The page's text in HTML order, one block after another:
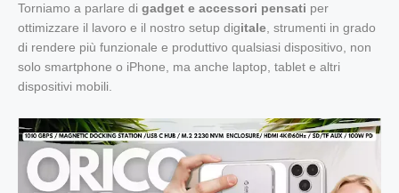
Torniamo a parlare di gadget e accessori pensati per
ottimizzare il lavoro e il nostro setup digitale , strumenti in grado
di rendere più funzionale e produttivo qualsiasi dispositivo, non
solo smartphone o iPhone, ma anche laptop, tablet e altri
dispositivi mobili.